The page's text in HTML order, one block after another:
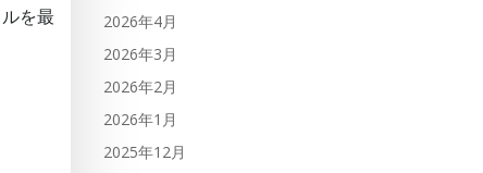
を最
2026年4月
2026年3月
2026年2月
2026年1月
2025年12月